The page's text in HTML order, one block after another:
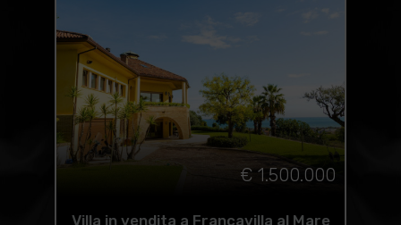
€ 1.500.000
Villa in vendita a Francavilla al Mare